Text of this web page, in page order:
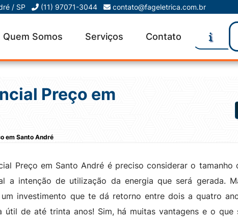
/ SP (11) 97071-3044 contato@fageletrica.com.br
Quem Somos Serviços Contato
Preço em
em Santo André
Preço em Santo André é preciso considerar o tamanho
a intenção de utilização da energia que será gerada.
investimento que te dá retorno entre dois a quatro
de até trinta anos! Sim, há muitas vantagens e o que